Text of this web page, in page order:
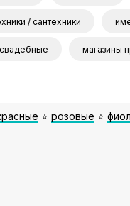
/ сантехники
свадебные магазины
⭐️ розовые ⭐️